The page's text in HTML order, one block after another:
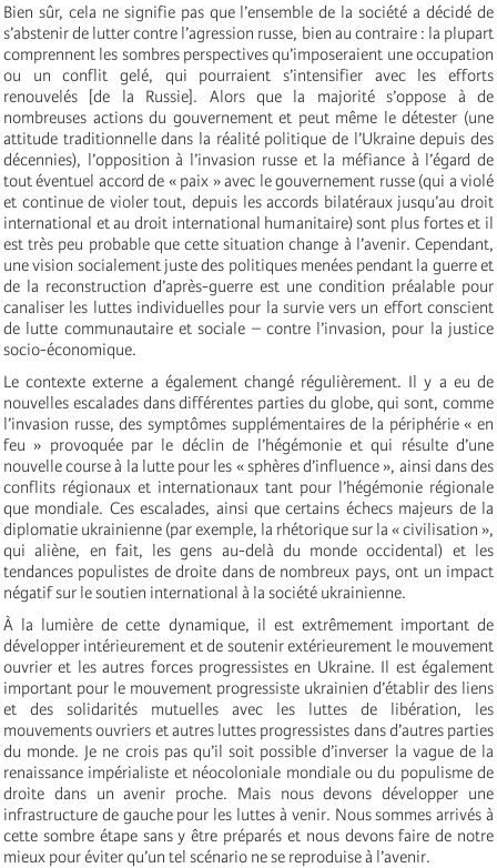
Bien sûr, cela ne signifie pas que l’ensemble de la société a décidé de
s’abstenir de lutter contre l’agression russe, bien au contraire : la plupart
comprennent les sombres perspectives qu’imposeraient une occupation
ou un conflit gelé, qui pourraient s’intensifier avec les efforts
renouvelés [de la Russie]. Alors que la majorité s’oppose à de
nombreuses actions du gouvernement et peut même le détester (une
attitude traditionnelle dans la réalité politique de l’Ukraine depuis des
décennies), l’opposition à l’invasion russe et la méfiance à l’égard de
tout éventuel accord de « paix » avec le gouvernement russe (qui a violé
et continue de violer tout, depuis les accords bilatéraux jusqu’au droit
international et au droit international humanitaire) sont plus fortes et il
est très peu probable que cette situation change à l’avenir. Cependant,
une vision socialement juste des politiques menées pendant la guerre et
de la reconstruction d’après-guerre est une condition préalable pour
canaliser les luttes individuelles pour la survie vers un effort conscient
de lutte communautaire et sociale – contre l’invasion, pour la justice
socio-économique.
Le contexte externe a également changé régulièrement. Il y a eu de
nouvelles escalades dans différentes parties du globe, qui sont, comme
l’invasion russe, des symptômes supplémentaires de la périphérie « en
feu » provoquée par le déclin de l’hégémonie et qui résulte d’une
nouvelle course à la lutte pour les « sphères d’influence », ainsi dans des
conflits régionaux et internationaux tant pour l’hégémonie régionale
que mondiale. Ces escalades, ainsi que certains échecs majeurs de la
diplomatie ukrainienne (par exemple, la rhétorique sur la « civilisation »,
qui aliène, en fait, les gens au-delà du monde occidental) et les
tendances populistes de droite dans de nombreux pays, ont un impact
négatif sur le soutien international à la société ukrainienne.
À la lumière de cette dynamique, il est extrêmement important de
développer intérieurement et de soutenir extérieurement le mouvement
ouvrier et les autres forces progressistes en Ukraine. Il est également
important pour le mouvement progressiste ukrainien d’établir des liens
et des solidarités mutuelles avec les luttes de libération, les
mouvements ouvriers et autres luttes progressistes dans d’autres parties
du monde. Je ne crois pas qu’il soit possible d’inverser la vague de la
renaissance impérialiste et néocoloniale mondiale ou du populisme de
droite dans un avenir proche. Mais nous devons développer une
infrastructure de gauche pour les luttes à venir. Nous sommes arrivés à
cette sombre étape sans y être préparés et nous devons faire de notre
mieux pour éviter qu’un tel scénario ne se reproduise à l’avenir.